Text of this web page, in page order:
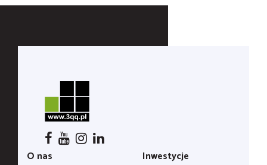
O nas Inwestycje